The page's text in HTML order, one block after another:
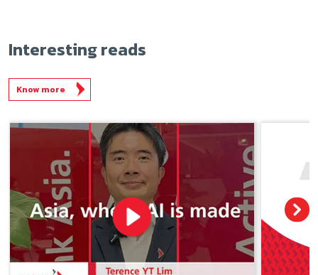
Interesting reads
Know more